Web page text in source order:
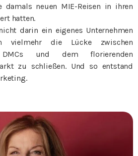
neuen MIE-Reisen in ihren
hatten.
darin ein eigenes Unternehmen
vielmehr die Lücke zwischen
DMCs und dem florierenden
zu schließen. Und so entstand